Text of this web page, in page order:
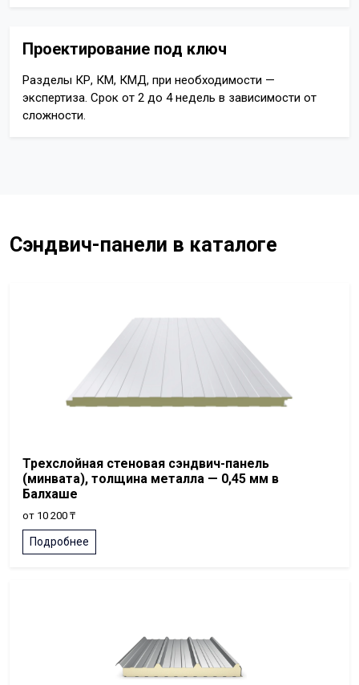
Проектирование под ключ
Разделы КР, КМ, КМД, при необходимости —
экспертиза. Срок от 2 до 4 недель в зависимости от
сложности.
Сэндвич-панели в каталоге
Трехслойная стеновая сэндвич-панель
(минвата), толщина металла — 0,45 мм в
Балхаше
от 10 200 ₸
Подробнее